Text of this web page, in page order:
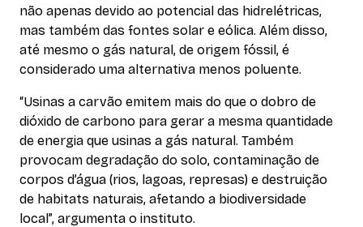
não apenas devido ao potencial das hidrelétricas,
mas também das fontes solar e eólica. Além disso,
até mesmo o gás natural, de origem fóssil, é
considerado uma alternativa menos poluente.
“Usinas a carvão emitem mais do que o dobro de
dióxido de carbono para gerar a mesma quantidade
de energia que usinas a gás natural. Também
provocam degradação do solo, contaminação de
corpos d’água (rios, lagoas, represas) e destruição
de habitats naturais, afetando a biodiversidade
local”, argumenta o instituto.